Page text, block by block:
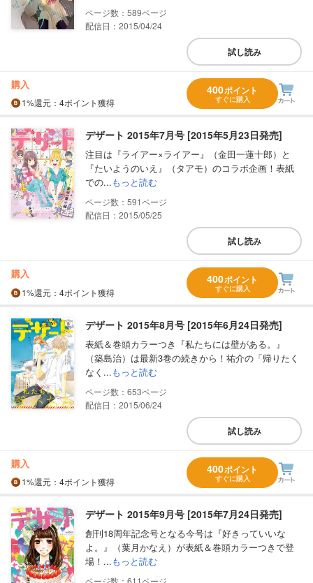
589
配信日：2015/04/24
試し読み
購入
1%還元 ：4ポイント獲得
400ポイント
すぐに購入
デザート 2015年7月号 [2015年5月23日発売]
注目は『ライアー×ライアー』（金田一蓮十郎）と
『たいようのいえ』（タアモ）のコラボ企画！表紙
での...もっと読む
591
配信日：2015/05/25
試し読み
購入
1%還元 ：4ポイント獲得
400ポイント
すぐに購入
デザート 2015年8月号 [2015年6月24日発売]
表紙＆巻頭カラーつき『私たちには壁がある。』
（築島治）は最新3巻の続きから！祐介の「帰りたく
なく...もっと読む
653
配信日：2015/06/24
試し読み
購入
1%還元 ：4ポイント獲得
400ポイント
すぐに購入
デザート 2015年9月号 [2015年7月24日発売]
創刊18周年記念号となる今号は『好きっていいな
よ。』（葉月かなえ）が表紙＆巻頭カラーつきで登
場！...もっと読む